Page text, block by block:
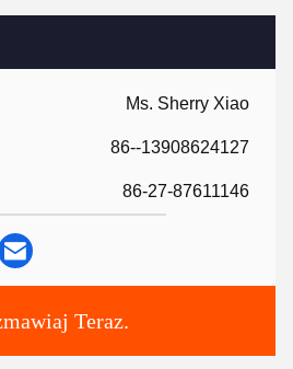
Ms. Sherry Xiao
86--13908624127
86-27-87611146
Teraz.